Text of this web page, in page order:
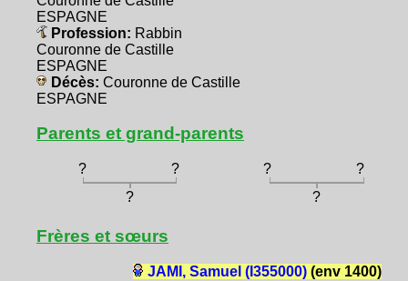
ESPAGNE
Profession: Rabbin
Couronne de Castille
ESPAGNE
Décès: Couronne de Castille
ESPAGNE
Parents et grand-parents
? ? ?
?
?
?
Frères et sœurs
JAMI, Samuel (I355000)(env 1400)